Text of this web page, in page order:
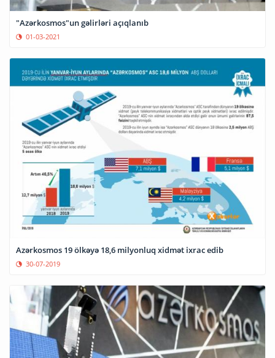
"Azərkosmos"un gəlirləri açıqlanıb
01-03-2021
Azərkosmos 19 ölkəyə 18,6 milyonluq xidmət ixrac edib
30-07-2019